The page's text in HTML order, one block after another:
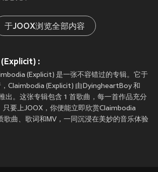
于JOOX浏览全部内容
:
(Explicit) 是一张不容错过的专辑。它于
Claimbodia (Explicit) 由DyingheartBoy 和
出。这张专辑包含 1 首歌曲，每一首作品充分
只要上JOOX，你便能立即欣赏Claimbodia
歌曲、歌词和MV，一同沉浸在美妙的音乐体验